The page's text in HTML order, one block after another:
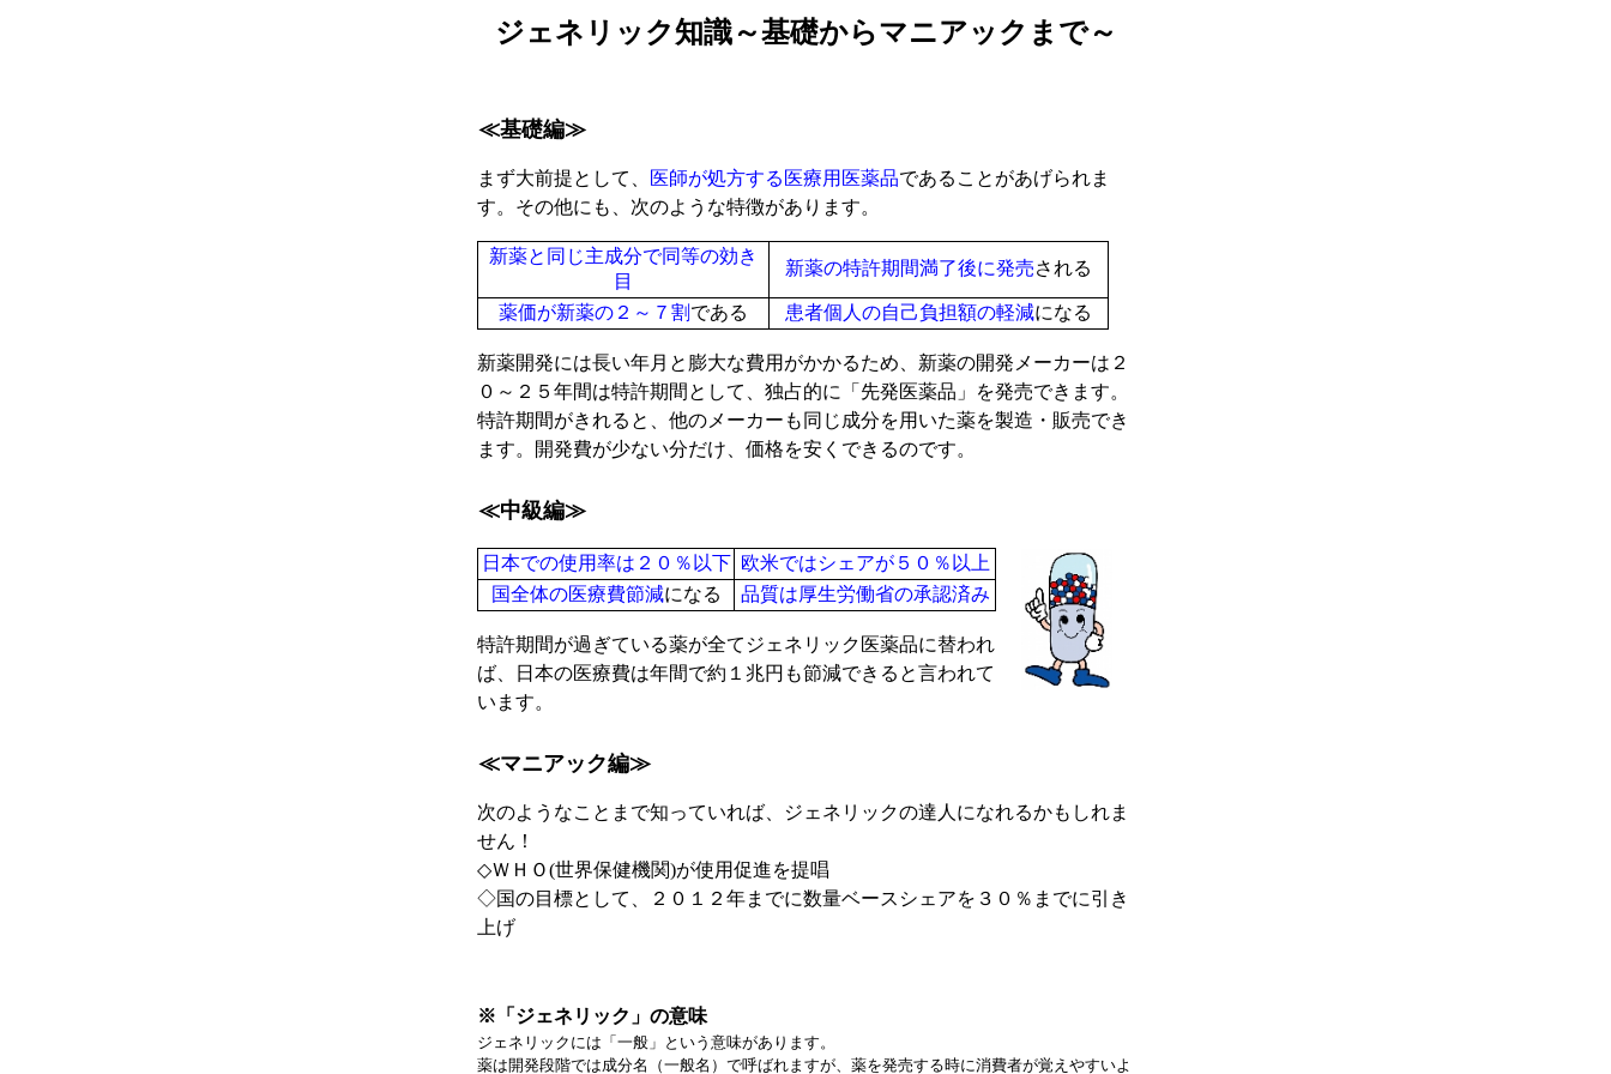
ジェネリック知識～基礎からマニアックまで～
≪基礎編≫
まず大前提として、 医師が処方する医療用医薬品であることがあげられま
す。その他にも、次のような特徴があります。
新薬と同じ主成分で同等の効き
目
新薬の特許期間満了後に発売される
薬価が新薬の２～７割 である 患者個人の自己負担額の軽減になる
新薬開発には長い年月と膨大な費用がかかるため、新薬の開発メーカーは２
０～２５年間は特許期間として、独占的に「先発医薬品」を発売できます。
特許期間がきれると、他のメーカーも同じ成分を用いた薬を製造・販売でき
ます。開発費が少ない分だけ、価格を安くできるのです。
≪中級編≫
日本での使用率は２０％以下 欧米ではシェアが５０％以上
国全体の医療費節減になる 品質は厚生労働省の承認済み
特許期間が過ぎている薬が全てジェネリック医薬品に替われ
ば、日本の医療費は年間で約１兆円も節減できると言われて
います。
≪マニアック編≫
次のようなことまで知っていれば、ジェネリックの達人になれるかもしれま
せん！
◇ＷＨＯ(世界保健機関)が使用促進を提唱
◇国の目標として、２０１２年までに数量ベースシェアを３０％までに引き
上げ
※「ジェネリック」の意味
ジェネリックには「一般」という意味があります。
薬は開発段階では成分名（一般名）で呼ばれますが、薬を発売する時に消費者が覚えやすいよ